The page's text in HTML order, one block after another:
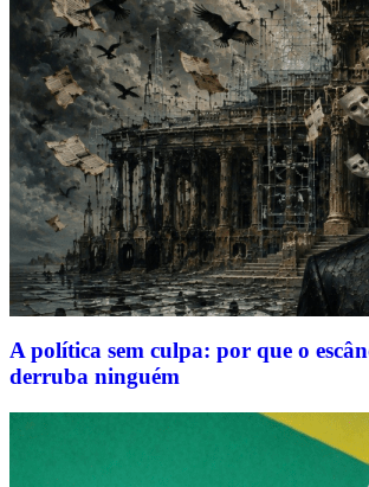
A política sem culpa: por que o
derruba ninguém